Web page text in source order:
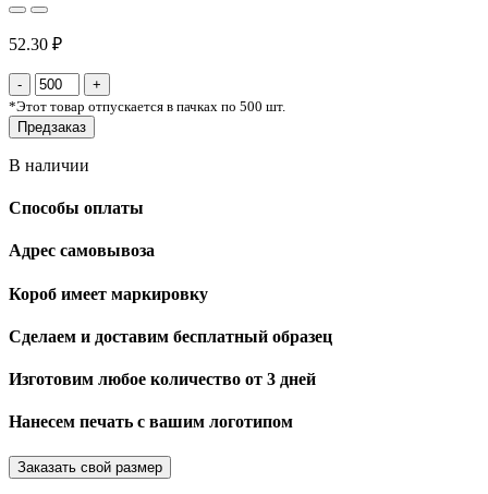
52.30 ₽
*Этот товар отпускается в пачках по 500 шт.
Предзаказ
В наличии
Способы оплаты
Адрес самовывоза
Короб имеет маркировку
Сделаем и доставим бесплатный образец
Изготовим любое количество от 3 дней
Нанесем печать с вашим логотипом
Заказать свой размер